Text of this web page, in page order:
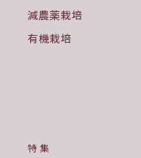
減農薬栽培
有機栽培
特集